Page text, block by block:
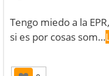
Tengo miedo a la
si es por cosas som…